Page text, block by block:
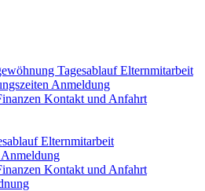
TagesablaufElternmitarbeit
Anmeldung
Kontakt und Anfahrt
Elternmitarbeit
Anmeldung
Kontakt und Anfahrt